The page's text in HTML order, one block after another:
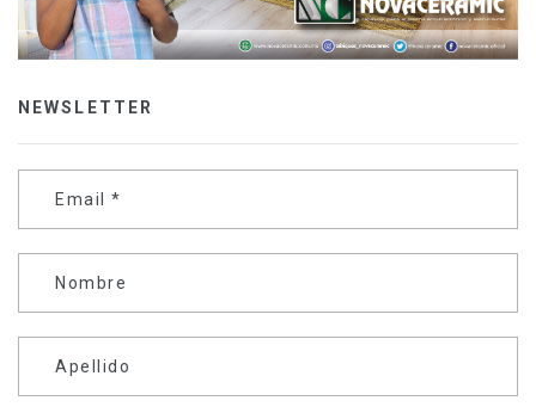
NEWSLETTER
Email *
Nombre
Apellido